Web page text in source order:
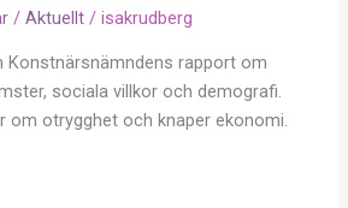
/Aktuellt /isakrudberg
Konstnärsnämndens rapport om
sociala villkor och demografi.
om otrygghet och knaper ekonomi.